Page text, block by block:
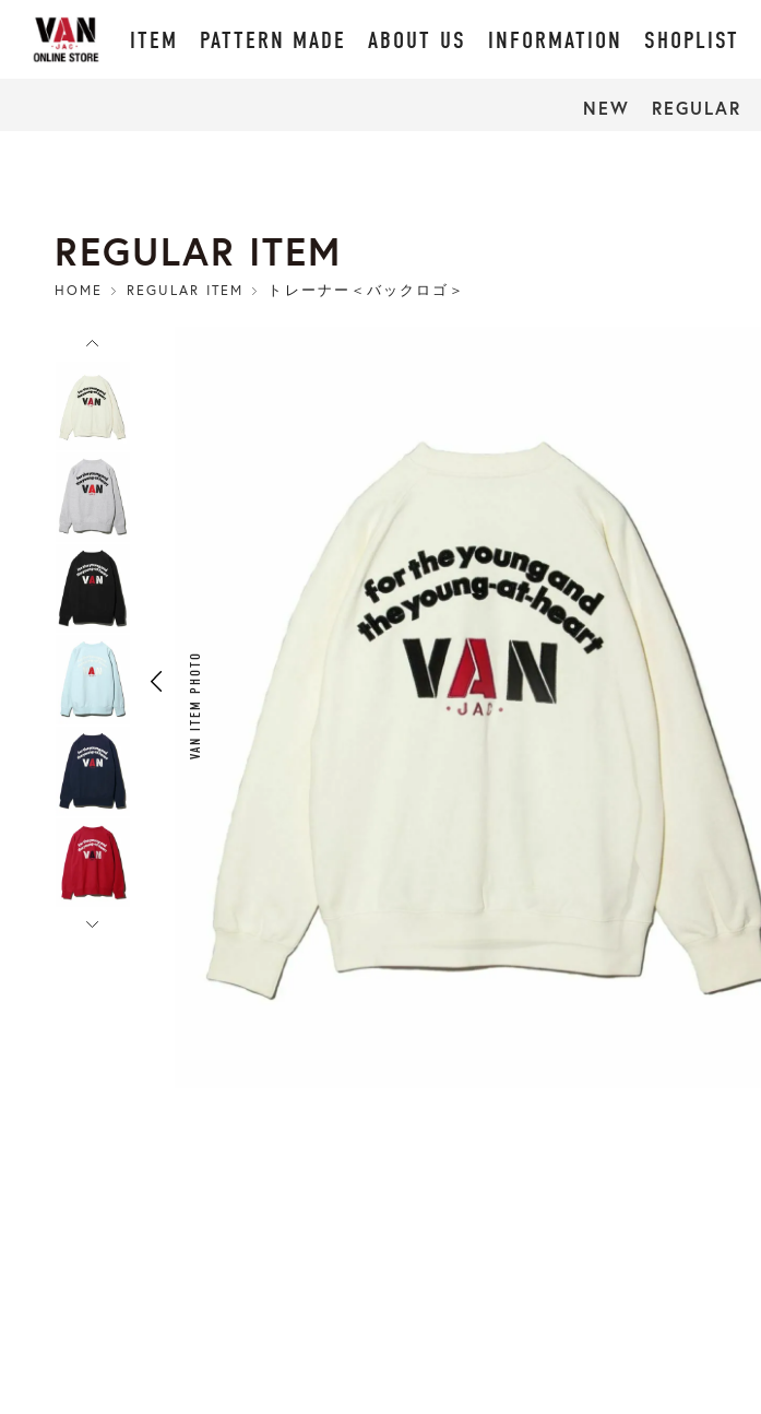
ITEM PATTERN MADE ABOUT US INFORMATION SHOPLIST
NEW REGULAR
REGULAR ITEM
HOME REGULAR ITEM トレーナー＜バックロゴ＞
VAN ITEM PHOTO